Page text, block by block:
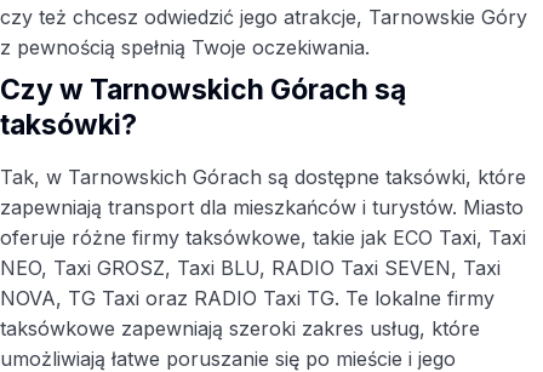
czy też chcesz odwiedzić jego atrakcje, Tarnowskie Góry
z pewnością spełnią Twoje oczekiwania.
Czy w Tarnowskich Górach są
taksówki?
Tak, w Tarnowskich Górach są dostępne taksówki, które
zapewniają transport dla mieszkańców i turystów. Miasto
oferuje różne firmy taksówkowe, takie jak ECO Taxi, Taxi
NEO, Taxi GROSZ, Taxi BLU, RADIO Taxi SEVEN, Taxi
NOVA, TG Taxi oraz RADIO Taxi TG. Te lokalne firmy
taksówkowe zapewniają szeroki zakres usług, które
umożliwiają łatwe poruszanie się po mieście i jego